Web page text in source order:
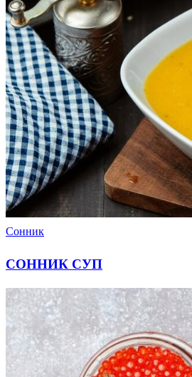
Сонник
СОННИК СУП